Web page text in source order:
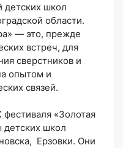
детских школ
области.
— это, прежде
встреч, для
сверстников и
опытом и
связей.
«Золотая
детских школ
Ерзовки. Они